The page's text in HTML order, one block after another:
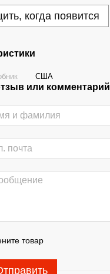
когда появится
США
или комментарий
товар